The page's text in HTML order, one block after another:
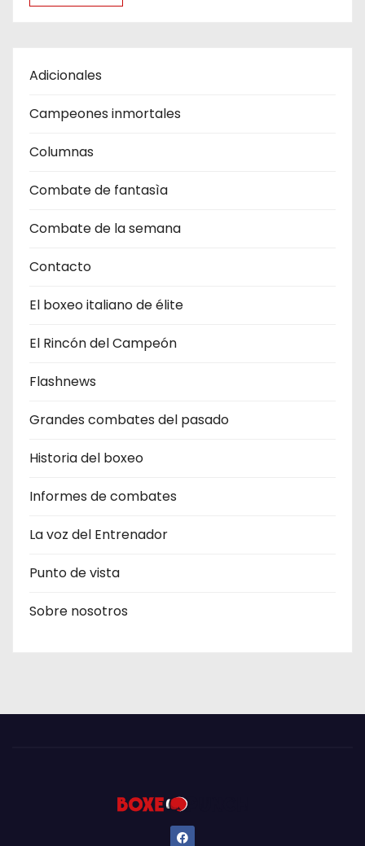
Adicionales
Campeones inmortales
Columnas
Combate de fantasìa
Combate de la semana
Contacto
El boxeo italiano de élite
El Rincón del Campeón
Flashnews
Grandes combates del pasado
Historia del boxeo
Informes de combates
La voz del Entrenador
Punto de vista
Sobre nosotros